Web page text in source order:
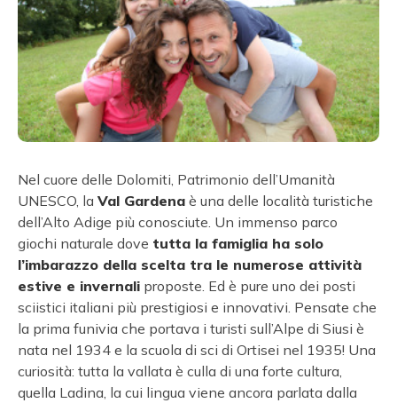
Nel cuore delle Dolomiti, Patrimonio dell’Umanità
UNESCO, la Val Gardena è una delle località turistiche
dell’Alto Adige più conosciute. Un immenso parco
giochi naturale dove tutta la famiglia ha solo
l’imbarazzo della scelta tra le numerose attività
estive e invernali proposte. Ed è pure uno dei posti
sciistici italiani più prestigiosi e innovativi. Pensate che
la prima funivia che portava i turisti sull’Alpe di Siusi è
nata nel 1934 e la scuola di sci di Ortisei nel 1935! Una
curiosità: tutta la vallata è culla di una forte cultura,
quella Ladina, la cui lingua viene ancora parlata dalla